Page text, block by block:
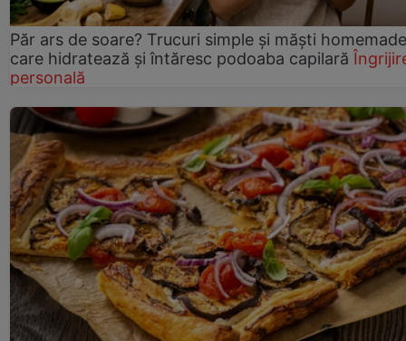
Păr ars de soare? Trucuri simple și măști homemade
care hidratează și întăresc podoaba capilară
personală